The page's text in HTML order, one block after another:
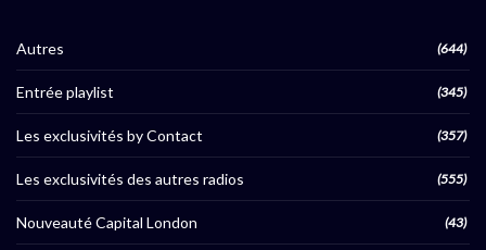
Autres (644)
Entrée playlist (345)
Les exclusivités by Contact (357)
Les exclusivités des autres radios (555)
Nouveauté Capital London (43)